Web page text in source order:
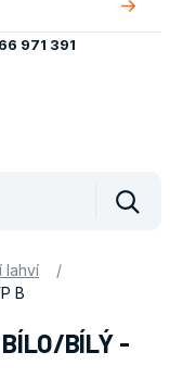
971 391
lahví
/
B
BÍLÝ -